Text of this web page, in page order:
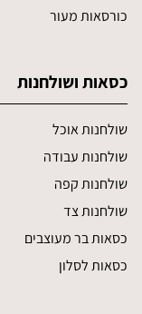
כורסאות מעור
כסאות ושולחנות
שולחנות אוכל
שולחנות עבודה
שולחנות קפה
שולחנות צד
כסאות בר מעוצבים
כסאות לסלון